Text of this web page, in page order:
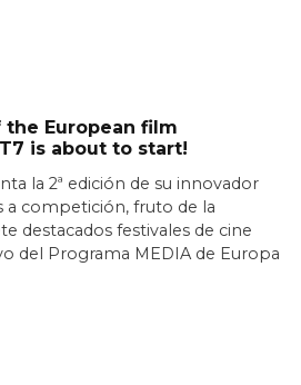
European film
is about to start!
la 2ª edición de su innovador
a competición, fruto de la
destacados festivales de cine
del Programa MEDIA de Europa